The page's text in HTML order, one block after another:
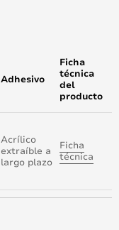
Adhesivo
Ficha
técnica
del
producto
Acrílico
extraíble a
largo plazo
Ficha
técnica